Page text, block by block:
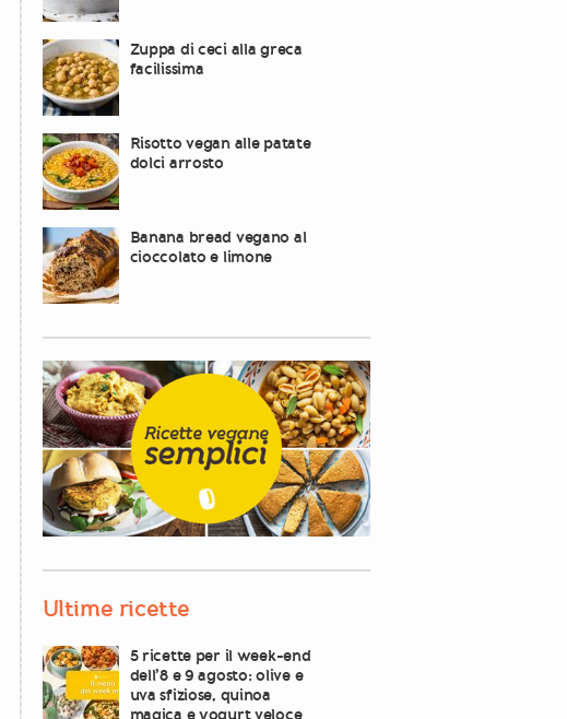
Zuppa di ceci alla greca
facilissima
Risotto vegan alle patate
dolci arrosto
Banana bread vegano al
cioccolato e limone
Ultime ricette
5 ricette per il week-end
dell’8 e 9 agosto: olive e
uva sfiziose, quinoa
magica e yogurt veloce